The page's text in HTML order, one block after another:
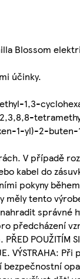
Blossom
účinky.
1,3-
1-yl)-2-
V případě
kabel do
pokyny
měly tento
správné
pro předcházení
POUŽITÍM SI
VÝSTRAHA:
bezpečnostní